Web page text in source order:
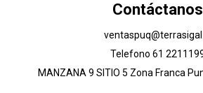
Contáctanos
Telefono 61
MANZANA 9 SITIO 5 Zona Franca